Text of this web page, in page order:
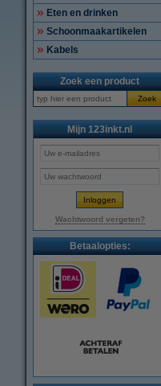
Eten en drinken
Schoonmaakartikelen
Kabels
Zoek een product
Zoek
Mijn 123inkt.nl
Wachtwoord vergeten?
Betaalopties: